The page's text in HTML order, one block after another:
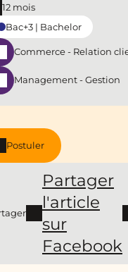
Postuler
Partager
l'article
sur
Facebook
12 mois
Bac+3 | Bachelor
Commerce - Relation
Management - Gestion